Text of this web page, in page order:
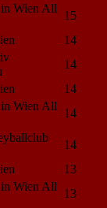
Wien All
15
14
14
14
Wien All
14
14
13
Wien All
13